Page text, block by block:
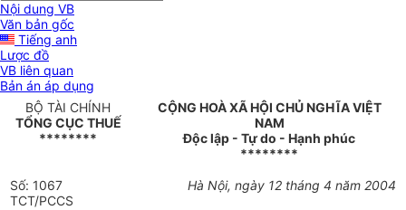
Nội dung VB
Văn bản gốc
Tiếng anh
Lược đồ
VB liên quan
Bản án áp dụng
BỘ TÀI CHÍNH
TỔNG CỤC THUẾ
********
CỘNG HOÀ XÃ HỘI CHỦ NGHĨA VIỆT
NAM
Độc lập - Tự do - Hạnh phúc
********
Số: 1067
TCT/PCCS
Hà Nội, ngày 12 tháng 4 năm 2004